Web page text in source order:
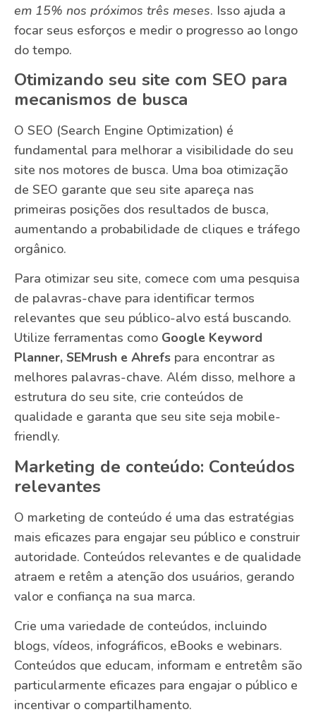
em 15% nos próximos três meses. Isso ajuda a
focar seus esforços e medir o progresso ao longo
do tempo.
Otimizando seu site com SEO para
mecanismos de busca
O SEO (Search Engine Optimization) é
fundamental para melhorar a visibilidade do seu
site nos motores de busca. Uma boa otimização
de SEO garante que seu site apareça nas
primeiras posições dos resultados de busca,
aumentando a probabilidade de cliques e tráfego
orgânico.
Para otimizar seu site, comece com uma pesquisa
de palavras-chave para identificar termos
relevantes que seu público-alvo está buscando.
Utilize ferramentas como Google Keyword
Planner, SEMrush e Ahrefs para encontrar as
melhores palavras-chave. Além disso, melhore a
estrutura do seu site, crie conteúdos de
qualidade e garanta que seu site seja mobile-
friendly.
Marketing de conteúdo: Conteúdos
relevantes
O marketing de conteúdo é uma das estratégias
mais eficazes para engajar seu público e construir
autoridade. Conteúdos relevantes e de qualidade
atraem e retêm a atenção dos usuários, gerando
valor e confiança na sua marca.
Crie uma variedade de conteúdos, incluindo
blogs, vídeos, infográficos, eBooks e webinars.
Conteúdos que educam, informam e entretêm são
particularmente eficazes para engajar o público e
incentivar o compartilhamento.